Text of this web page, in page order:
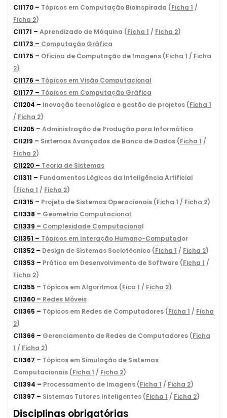
CI1170 – Tópicos em Computação Bioinspirada (Ficha 1 /
Ficha 2)
CI1171 – Aprendizado de Máquina (Ficha 1 / Ficha 2)
CI1173 – Computação Gráfica
CI1175 – Oficina de Computação de Imagens (Ficha 1 / Ficha
2)
CI1176 – Tópicos em Visão Computacional
CI1177 – Tópicos em Computação Gráfica
CI1204 – Inovação tecnológica e gestão de projetos (Ficha 1
/ Ficha 2)
CI1205 – Administração de Produção para Informática
CI1219 – Sistemas Avançados de Banco de Dados (Ficha 1 /
Ficha 2)
CI1220 – Teoria de Sistemas
CI1311 – Fundamentos Lógicos da Inteligência Artificial
(Ficha 1 / Ficha 2)
CI1315 – Projeto de Sistemas Operacionais (Ficha 1 / Ficha 2)
CI1338 – Geometria Computacional
CI1339 – Complexidade Computacional
CI1351 – Tópicos em Interação Humano-Computador
CI1352 – Design de Sistemas Sociotécnico (Ficha 1 / Ficha 2)
CI1353 – Prática em Desenvolvimento de Software (Ficha 1 /
Ficha 2)
CI1355 – Tópicos em Algoritmos (Fica 1 / Ficha 2)
CI1360 – Redes Móveis
CI1365 – Tópicos em Redes de Computadores (Ficha 1 / Ficha
2)
CI1366 – Gerenciamento de Redes de Computadores (Ficha
1 / Ficha 2)
CI1367 – Tópicos em Simulação de Sistemas
Computacionais (Ficha 1 / Ficha 2)
CI1394 – Processamento de Imagens (Ficha 1 / Ficha 2)
CI1397 – Sistemas Tutores Inteligentes (Ficha 1 / Ficha 2)
Disciplinas obrigatórias